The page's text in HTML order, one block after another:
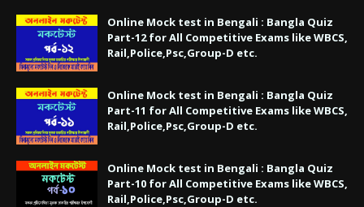
Online Mock test in Bengali : Bangla Quiz
Part-12 for All Competitive Exams like WBCS,
Rail,Police,Psc,Group-D etc.
Online Mock test in Bengali : Bangla Quiz
Part-11 for All Competitive Exams like WBCS,
Rail,Police,Psc,Group-D etc.
Online Mock test in Bengali : Bangla Quiz
Part-10 for All Competitive Exams like WBCS,
Rail,Police,Psc,Group-D etc.